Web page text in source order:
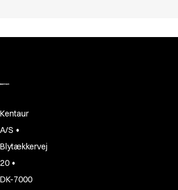
Kentaur
A/S •
Blytækkervej
20 •
DK-7000